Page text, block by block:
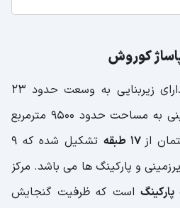
کوروش
ساختمان مجتمع کورش دارای زیربنایی به وسعت حدود 23
هزار مترمربع بوده و در زمینی به مساحت حدود 9500 مترمربع
از 17 طبقه
تشکیل شده که 9
و پارکینگ ها می باشد. مرکز
است که ظرفیت گنجایش